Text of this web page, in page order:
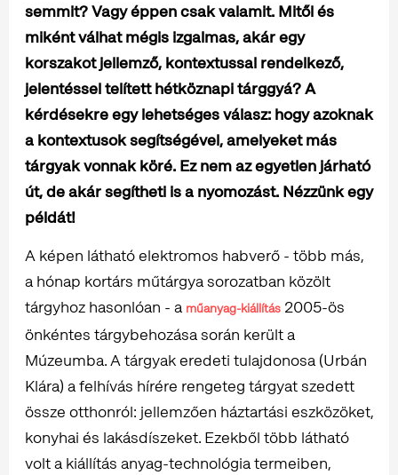
semmit? Vagy éppen csak valamit. Mitől és
miként válhat mégis izgalmas, akár egy
korszakot jellemző, kontextussal rendelkező,
jelentéssel telített hétköznapi tárggyá? A
kérdésekre egy lehetséges válasz: hogy azoknak
a kontextusok segítségével, amelyeket más
tárgyak vonnak köré. Ez nem az egyetlen járható
út, de akár segítheti is a nyomozást. Nézzünk egy
példát!
A képen látható elektromos habverő - több más,
a hónap kortárs műtárgya sorozatban közölt
tárgyhoz hasonlóan - a műanyag-kiállítás 2005-ös
önkéntes tárgybehozása során került a
Múzeumba. A tárgyak eredeti tulajdonosa (Urbán
Klára) a felhívás hírére rengeteg tárgyat szedett
össze otthonról: jellemzően háztartási eszközöket,
konyhai és lakásdíszeket. Ezekből több látható
volt a kiállítás anyag-technológia termeiben,